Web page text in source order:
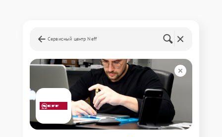
Сервисный центр Neff